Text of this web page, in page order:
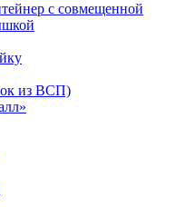
с совмещенной
из ВСП)